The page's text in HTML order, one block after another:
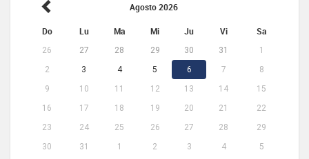
Agosto 2026
Do Lu Ma Mi Ju Vi Sa
26 27 28 29 30 31
1
2
3 4 5 6 7
8
9
10 11 12 13 14
15
16
17 18 19 20 21
22
23
24 25 26 27 28
29
30
31 1 2 3 4 5